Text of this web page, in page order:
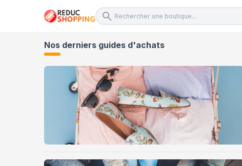
Nos derniers guides d'achats